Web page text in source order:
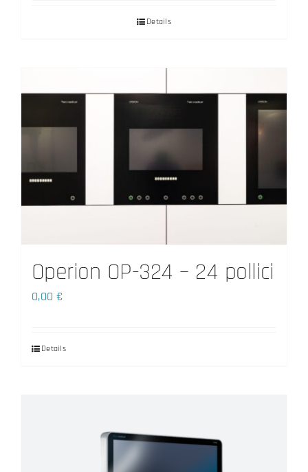
Details
Operion OP-324 – 24 pollici
0,00€
Questo
Details